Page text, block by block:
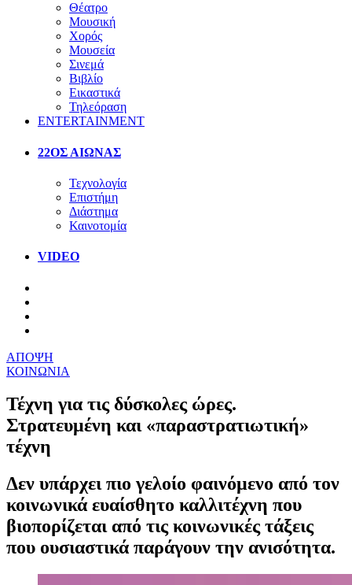
Θέατρο
Μουσική
Χορός
Μουσεία
Σινεμά
Βιβλίο
Εικαστικά
Τηλεόραση
ENTERTAINMENT
22ΟΣ ΑΙΩΝΑΣ
Τεχνολογία
Επιστήμη
Διάστημα
Καινοτομία
VIDEO
ΑΠΟΨΗ
ΚΟΙΝΩΝΙΑ
Τέχνη για τις δύσκολες ώρες.
Στρατευμένη και «παραστρατιωτική»
τέχνη
Δεν υπάρχει πιο γελοίο φαινόμενο από τον
κοινωνικά ευαίσθητο καλλιτέχνη που
βιοπορίζεται από τις κοινωνικές τάξεις
που ουσιαστικά παράγουν την ανισότητα.